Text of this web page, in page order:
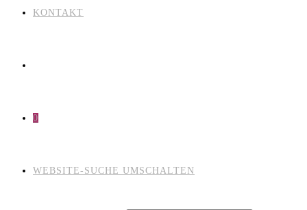
KONTAKT
0
WEBSITE-SUCHE UMSCHALTEN